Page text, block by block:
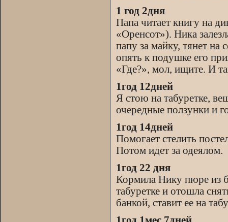
1 год 2дня
Папа читает книгу на
«Оренсот»). Ника
папу за майку, тянет на
опять к подушке его
«Где?», мол, ищите. И
1год 12дней
Я стою на табуретке,
очередные ползунки и
1год 14дней
Помогает стелить
Потом идет за одеялом.
1год 22 дня
Кормила Нику пюре из
табуретке и отошла
банкой, ставит ее на